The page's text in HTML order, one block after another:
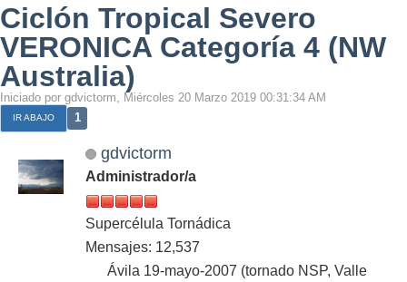
Ciclón Tropical Severo
VERONICA Categoría 4 (NW
Australia)
Iniciado por gdvictorm, Miércoles 20 Marzo 2019 00:31:34 AM
IR ABAJO 1
gdvictorm
Administrador/a
Supercélula Tornádica
Mensajes: 12,537
Ávila 19-mayo-2007 (tornado NSP, Valle